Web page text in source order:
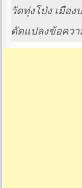
วัดทุ่งโป่ง เมือ
ดัดแปลงข้อคว